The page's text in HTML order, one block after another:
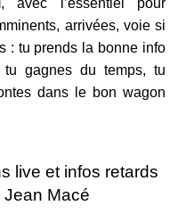
, avec l’essentiel pour
arrivées, voie si
: tu prends la bonne info
gagnes du temps, tu
dans le bon wagon
live et infos retards
Macé